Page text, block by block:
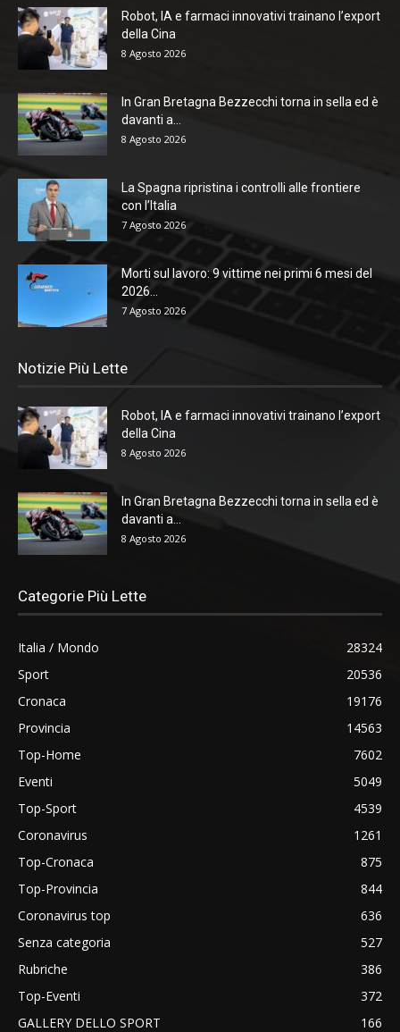
Robot, IA e farmaci innovativi trainano l’export
della Cina
8 Agosto 2026
In Gran Bretagna Bezzecchi torna in sella ed è
davanti a...
8 Agosto 2026
La Spagna ripristina i controlli alle frontiere
con l’Italia
7 Agosto 2026
Morti sul lavoro: 9 vittime nei primi 6 mesi del
2026...
7 Agosto 2026
Notizie Più Lette
Robot, IA e farmaci innovativi trainano l’export
della Cina
8 Agosto 2026
In Gran Bretagna Bezzecchi torna in sella ed è
davanti a...
8 Agosto 2026
Categorie Più Lette
Italia / Mondo
28324
Sport
20536
Cronaca
19176
Provincia
14563
Top-Home
7602
Eventi
5049
Top-Sport
4539
Coronavirus
1261
Top-Cronaca
875
Top-Provincia
844
Coronavirus top
636
Senza categoria
527
Rubriche
386
Top-Eventi
372
GALLERY DELLO SPORT
166